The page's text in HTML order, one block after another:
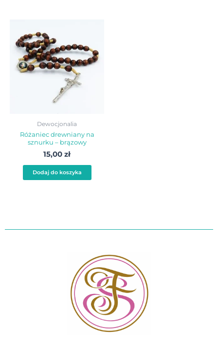
Dewocjonalia
Różaniec drewniany na
sznurku – brązowy
15,00 zł
Dodaj do koszyka